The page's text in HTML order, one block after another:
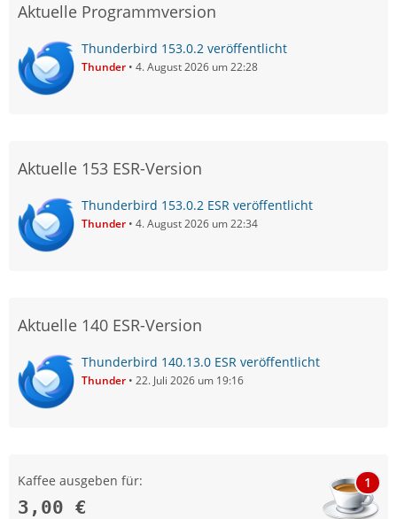
Aktuelle Programmversion
Thunderbird 153.0.2 veröffentlicht
Thunder 4. August 2026 um 22:28
Aktuelle 153 ESR-Version
Thunderbird 153.0.2 ESR veröffentlicht
Thunder 4. August 2026 um 22:34
Aktuelle 140 ESR-Version
Thunderbird 140.13.0 ESR veröffentlicht
Thunder 22. Juli 2026 um 19:16
Kaffee ausgeben für:
3,00 €
1